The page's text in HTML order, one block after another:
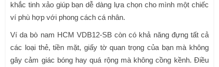
khắc tinh xảo giúp bạn dễ dàng lựa chọn cho mình một chiếc
ví phù hợp với phong cách cá nhân.
Ví da bò nam HCM VDB12-SB còn có khả năng đựng tất cả
các loại thẻ, tiền mặt, giấy tờ quan trọng của bạn mà không
gây cảm giác bóng hay quá rộng mà không cồng kềnh. Điều